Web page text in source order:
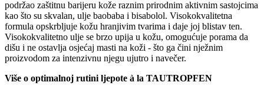
podržao zaštitnu barijeru kože raznim prirodnim aktivnim sastojcima
kao što su skvalan, ulje baobaba i bisabolol. Visokokvalitetna
formula opskrbljuje kožu hranjivim tvarima i daje joj blistav ten.
Visokokvalitetno ulje se brzo upija u kožu, omogućuje porama da
dišu i ne ostavlja osjećaj masti na koži - što ga čini nježnim
proizvodom za intenzivnu njegu ujutro i navečer.
Više o optimalnoj rutini ljepote à la TAUTROPFEN